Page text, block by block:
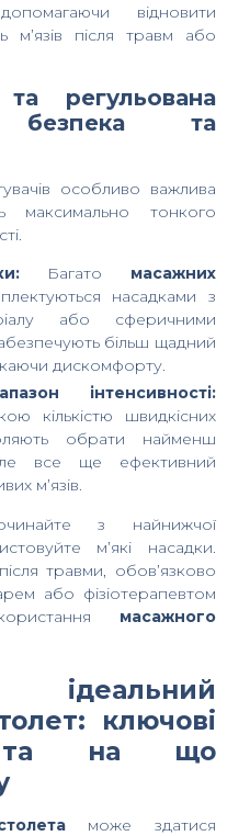
відновити
м’язів після травм або
регульована
безпека та
особливо важлива
максимально тонкого
Багато масажних
насадками з
або сферичними
більш щадний
дискомфорту.
інтенсивності:
кількістю швидкісних
обрати найменш
все ще ефективний
м’язів.
з найнижчої
м’які насадки.
травми, обов’язково
або фізіотерапевтом
масажного
ключові
та на що
може здатися